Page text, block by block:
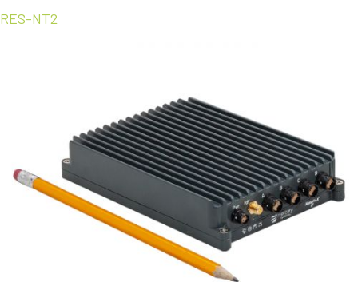
RES-NT2